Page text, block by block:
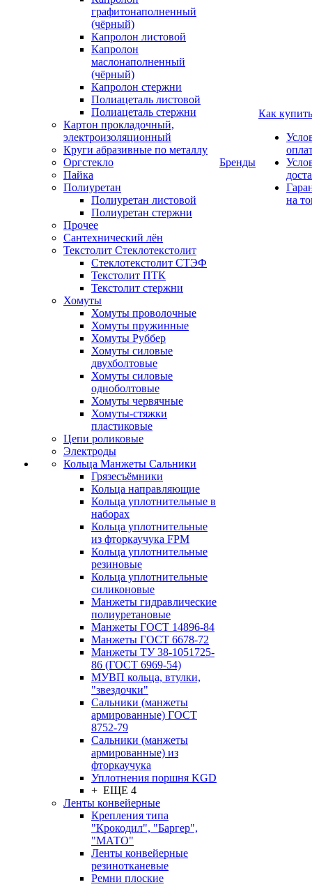
графитонаполненный
(чёрный)
Капролон листовой
Капролон
маслонаполненный
(чёрный)
Капролон стержни
Полиацеталь листовой
Полиацеталь стержни
Картон прокладочный,
электроизоляционный
Круги абразивные по металлу
Оргстекло
Пайка
Полиуретан
Полиуретан листовой
Полиуретан стержни
Прочее
Сантехнический лён
Текстолит Стеклотекстолит
Стеклотекстолит СТЭФ
Текстолит ПТК
Текстолит стержни
Хомуты
Хомуты проволочные
Хомуты пружинные
Хомуты Руббер
Хомуты силовые
двухболтовые
Хомуты силовые
одноболтовые
Хомуты червячные
Хомуты-стяжки
пластиковые
Цепи роликовые
Электроды
Кольца Манжеты Сальники
Грязесъёмники
Кольца направляющие
Кольца уплотнительные в
наборах
Кольца уплотнительные
из фторкаучука FPM
Кольца уплотнительные
резиновые
Кольца уплотнительные
силиконовые
Манжеты гидравлические
полиуретановые
Манжеты ГОСТ 14896-84
Манжеты ГОСТ 6678-72
Манжеты ТУ 38-1051725-
86 (ГОСТ 6969-54)
МУВП кольца, втулки,
"звездочки"
Сальники (манжеты
армированные) ГОСТ
8752-79
Сальники (манжеты
армированные) из
фторкаучука
Уплотнения поршня KGD
+ ЕЩЕ 4
Ленты конвейерные
Крепления типа
"Крокодил", "Баргер",
"МАТО"
Ленты конвейерные
резинотканевые
Ремни плоские
Бренды
Как купить
на